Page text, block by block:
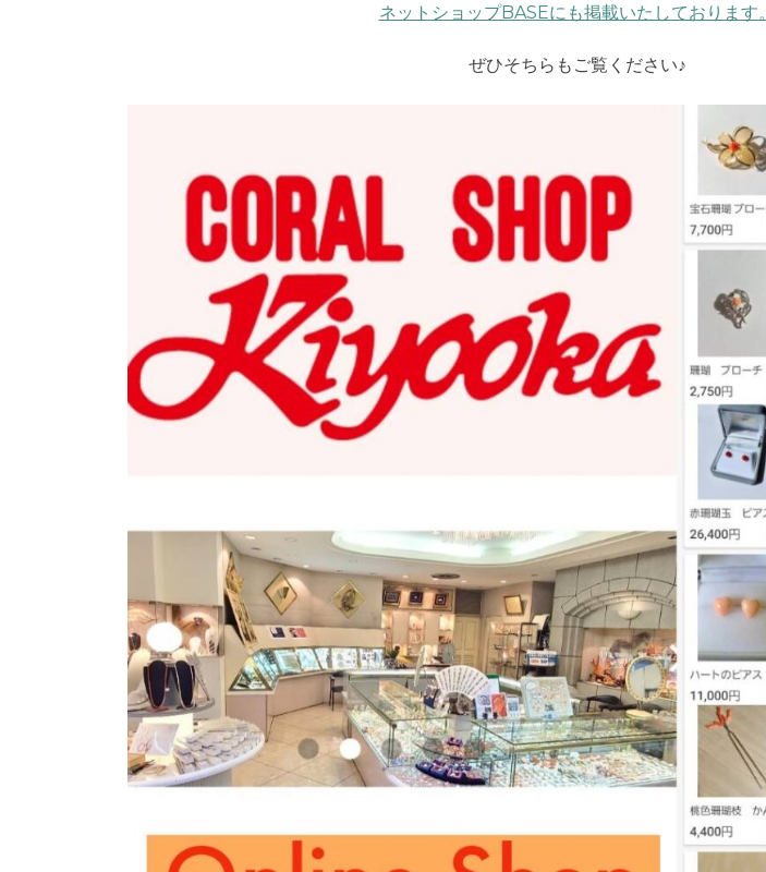
ネットショップBASEにも掲載いたしております。
ぜひそちらもご覧ください♪